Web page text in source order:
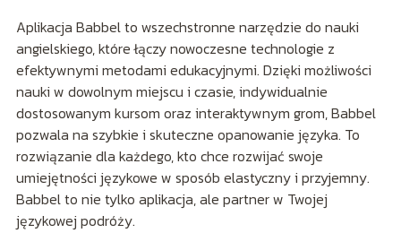
Aplikacja Babbel to wszechstronne narzędzie do nauki
angielskiego, które łączy nowoczesne technologie z
efektywnymi metodami edukacyjnymi. Dzięki możliwości
nauki w dowolnym miejscu i czasie, indywidualnie
dostosowanym kursom oraz interaktywnym grom, Babbel
pozwala na szybkie i skuteczne opanowanie języka. To
rozwiązanie dla każdego, kto chce rozwijać swoje
umiejętności językowe w sposób elastyczny i przyjemny.
Babbel to nie tylko aplikacja, ale partner w Twojej
językowej podróży.